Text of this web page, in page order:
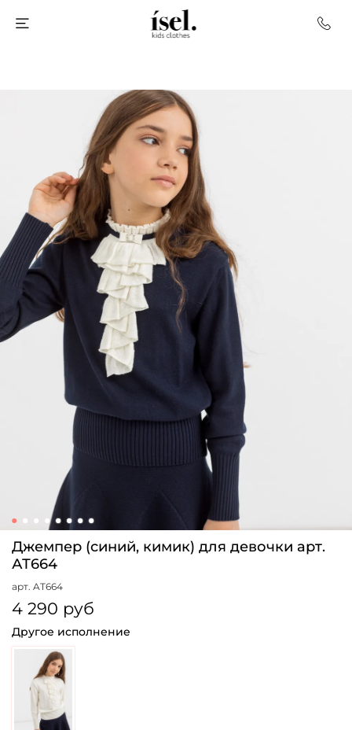
арт. AT664
Джемпер (синий, кимик) для девочки арт.
АТ664
4 290 руб
Другое исполнение